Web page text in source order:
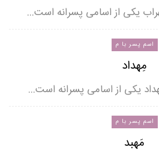
یکی از اسامی پسرانه است…
اسم پسر با م
مِهداد
یکی از اسامی پسرانه است…
اسم پسر با م
مَهبد